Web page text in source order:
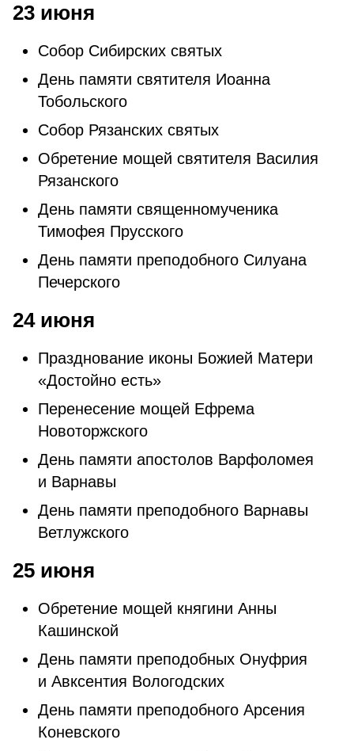
23 июня
Собор Сибирских святых
День памяти святителя Иоанна
Тобольского
Собор Рязанских святых
Обретение мощей святителя Василия
Рязанского
День памяти священномученика
Тимофея Прусского
День памяти преподобного Силуана
Печерского
24 июня
Празднование иконы Божией Матери
«Достойно есть»
Перенесение мощей Ефрема
Новоторжского
День памяти апостолов Варфоломея
и Варнавы
День памяти преподобного Варнавы
Ветлужского
25 июня
Обретение мощей княгини Анны
Кашинской
День памяти преподобных Онуфрия
и Авксентия Вологодских
День памяти преподобного Арсения
Коневского